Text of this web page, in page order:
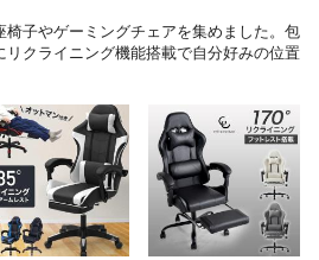
椅子やゲーミングチェアを集めました。包
クライニング機能搭載で自分好みの位置